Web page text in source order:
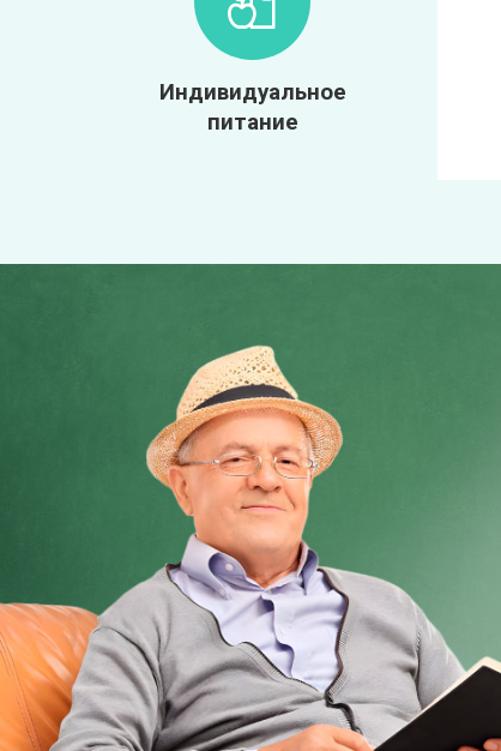
Индивидуальное
питание